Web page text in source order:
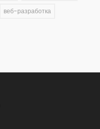
веб-разработка